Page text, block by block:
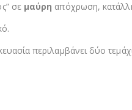
σε μαύρη απόχρωση,
περιλαμβάνει δύο